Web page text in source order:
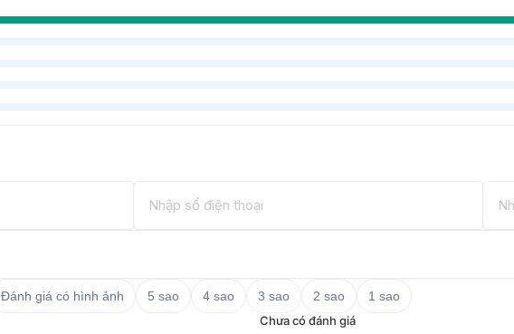
Đánh giá có hình ảnh 5 sao 4 sao 3 sao 2 sao
1 sao
Chưa có đánh giá